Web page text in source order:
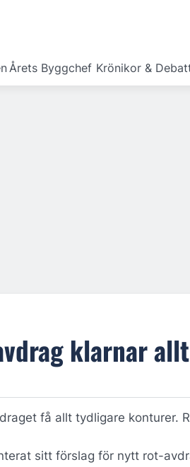
Årets Byggchef Krönikor &
klarnar
få allt tydligare konturer.
sitt förslag för nytt rot-